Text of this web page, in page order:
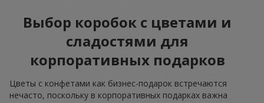
Выбор коробок с цветами и
сладостями для
корпоративных подарков
Цветы с конфетами как бизнес-подарок встречаются
нечасто, поскольку в корпоративных подарках важна